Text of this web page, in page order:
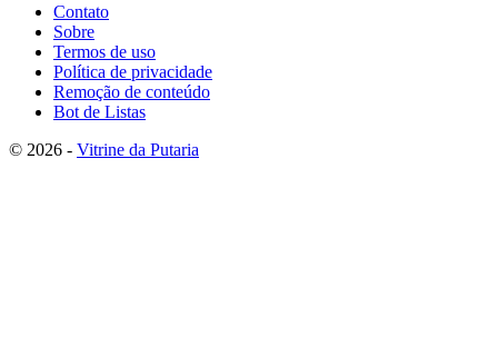
Contato
Sobre
Termos de uso
Política de privacidade
Remoção de conteúdo
Bot de Listas
© 2026 - Vitrine da Putaria